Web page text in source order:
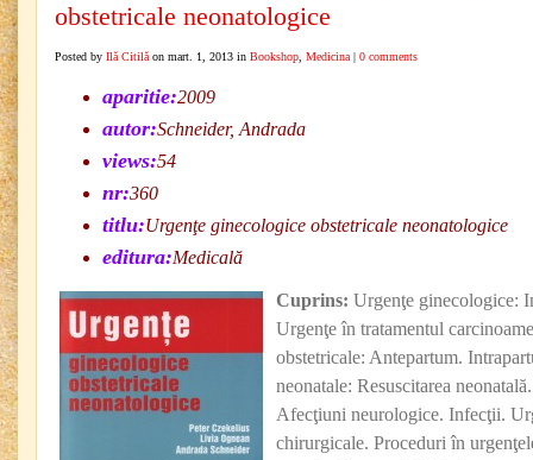
obstetricale neonatologice
Posted by Ilă Citilă on mart. 1, 2013 in Bookshop Medicina | 0 comments
aparitie:2009
autor:Schneider, Andrada
views:54
nr:360
titlu:Urgenţe ginecologice obstetricale neonatologice
editura:Medicală
Cuprins: Urgenţe ginecologice:
Urgenţe în tratamentul
obstetricale: Antepartum.
neonatale: Resuscitarea
Afecţiuni neurologice. Infecţii.
chirurgicale. Proceduri în